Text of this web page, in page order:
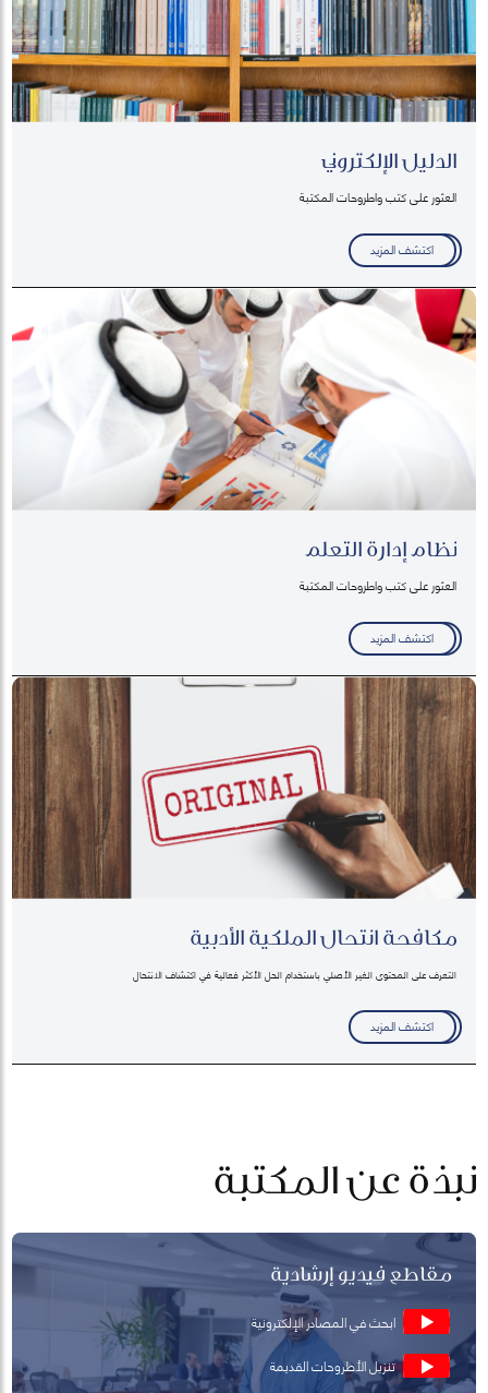
الدليل الإلكتروني
العثور على كتب واطروحات المكتبة
اكتشف المزيد
نظام إدارة التعلم
العثور على كتب واطروحات المكتبة
اكتشف المزيد
مكافحة انتحال الملكية الأدبية
التعرف على المحتوى الغير الأصلي باستخدام الحل الأكثر فعالية في اكتشاف الانتحال
اكتشف المزيد
نبذة عن المكتبة
مقاطع فيديو إرشادية
ابحث في المصادر الإلكترونية
تنزيل الأطروحات القديمة